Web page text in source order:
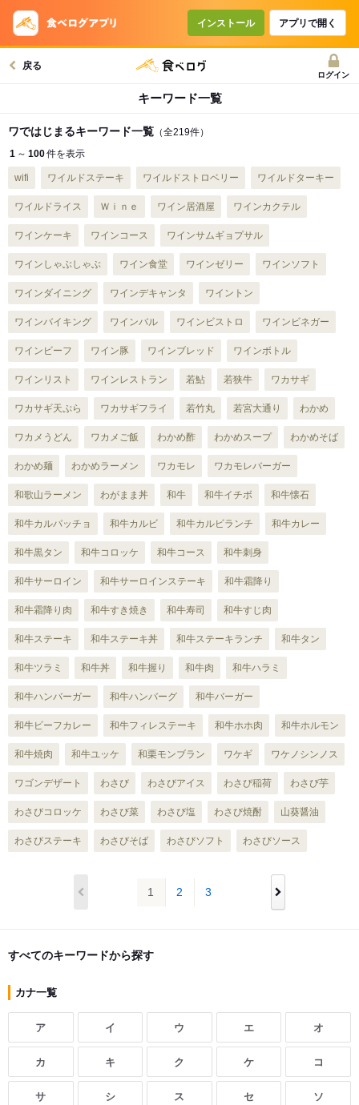
インストール アプリで開く
戻る
ログイン
キーワード一覧
ワではじまるキーワード一覧 （全219件）
1 ～ 100件を表示
wifi ワイルドステーキ ワイルドストロベリー ワイルドターキー
ワイルドライス Ｗｉｎｅ ワイン居酒屋 ワインカクテル
ワインケーキ ワインコース ワインサムギョプサル
ワインしゃぶしゃぶ ワイン食堂 ワインゼリー ワインソフト
ワインダイニング ワインデキャンタ ワイントン
ワインバイキング ワインバル ワインビストロ ワインビネガー
ワインビーフ ワイン豚 ワインブレッド ワインボトル
ワインリスト ワインレストラン 若鮎 若狭牛 ワカサギ
ワカサギ天ぷら ワカサギフライ 若竹丸 若宮大通り わかめ
ワカメうどん ワカメご飯 わかめ酢 わかめスープ わかめそば
わかめ麺 わかめラーメン ワカモレ ワカモレバーガー
和歌山ラーメン わがまま丼 和牛 和牛イチボ 和牛懐石
和牛カルパッチョ 和牛カルビ 和牛カルビランチ 和牛カレー
和牛黒タン 和牛コロッケ 和牛コース 和牛刺身
和牛サーロイン 和牛サーロインステーキ 和牛霜降り
和牛霜降り肉 和牛すき焼き 和牛寿司 和牛すじ肉
和牛ステーキ 和牛ステーキ丼 和牛ステーキランチ 和牛タン
和牛ツラミ 和牛丼 和牛握り 和牛肉 和牛ハラミ
和牛ハンバーガー 和牛ハンバーグ 和牛バーガー
和牛ビーフカレー 和牛フィレステーキ 和牛ホホ肉 和牛ホルモン
和牛焼肉 和牛ユッケ 和栗モンブラン ワケギ ワケノシンノス
ワゴンデザート わさび わさびアイス わさび稲荷 わさび芋
わさびコロッケ わさび菜 わさび塩 わさび焼酎 山葵醤油
わさびステーキ わさびそば わさびソフト わさびソース
1 2 3
すべてのキーワードから探す
カナ一覧
ア イ ウ エ オ
カ キ ク ケ コ
サ シ ス セ ソ